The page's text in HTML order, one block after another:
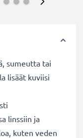
sumeutta tai
lisäät kuviisi
linssiin ja
kuten veden